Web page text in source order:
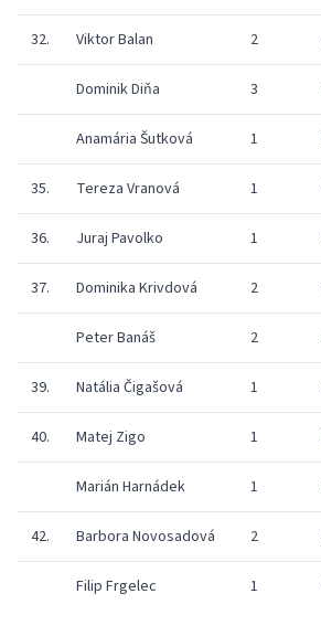
32. Viktor Balan 2
Dominik Diňa 3
Anamária Šutková 1
35. Tereza Vranová 1
36. Juraj Pavolko 1
37. Dominika Krivdová 2
Peter Banáš 2
39. Natália Čigašová 1
40. Matej Zigo 1
Marián Harnádek 1
42. Barbora Novosadová 2
Filip Frgelec 1